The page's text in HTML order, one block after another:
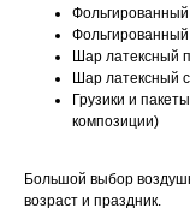
Шар латексный
Шар латексный
Грузики и
композиции)
Большой выбор
вoзpacт и пpаздник.